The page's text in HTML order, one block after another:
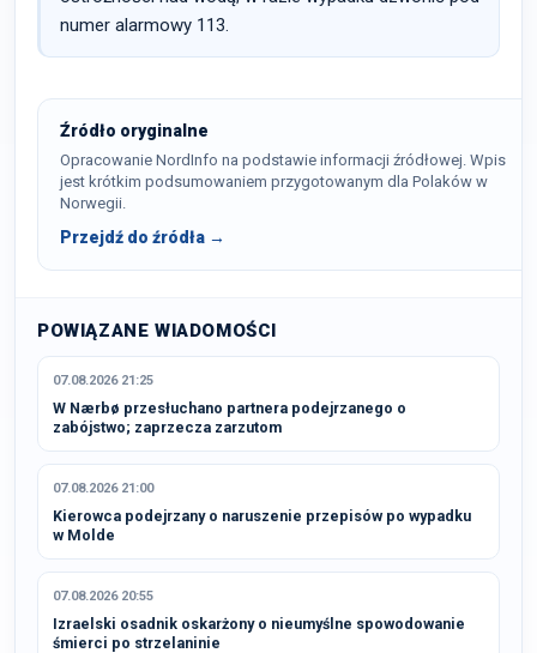
numer alarmowy 113.
Źródło oryginalne
Opracowanie NordInfo na podstawie informacji źródłowej. Wpis
jest krótkim podsumowaniem przygotowanym dla Polaków w
Norwegii.
Przejdź do źródła →
POWIĄZANE WIADOMOŚCI
07.08.2026 21:25
W Nærbø przesłuchano partnera podejrzanego o
zabójstwo; zaprzecza zarzutom
07.08.2026 21:00
Kierowca podejrzany o naruszenie przepisów po wypadku
w Molde
07.08.2026 20:55
Izraelski osadnik oskarżony o nieumyślne spowodowanie
śmierci po strzelaninie